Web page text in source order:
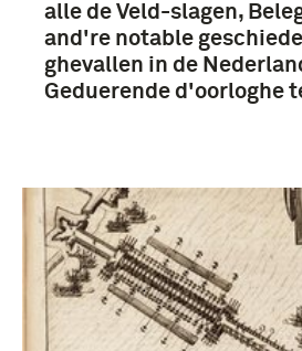
alle de Veld-slagen,
and're notable
ghevallen in de
Geduerende d'oorloghe